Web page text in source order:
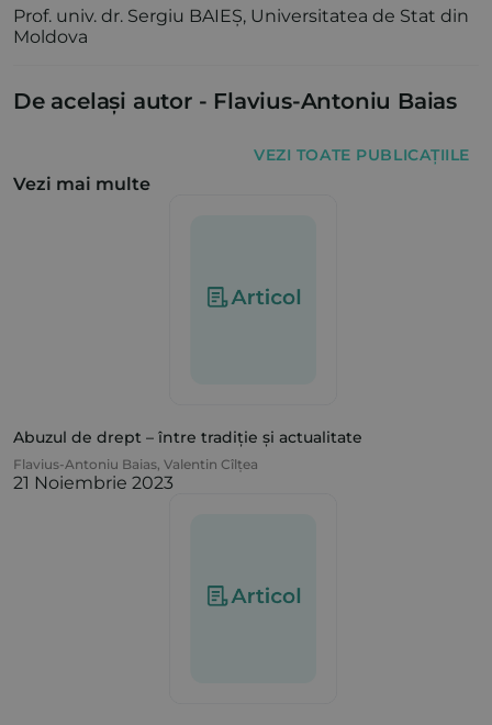
Prof. univ. dr. Sergiu BAIEȘ, Universitatea de Stat din
Moldova
De același autor - Flavius-Antoniu Baias
VEZI TOATE PUBLICAȚIILE
Vezi mai multe
Abuzul de drept – între tradiție și actualitate
Flavius-Antoniu Baias, Valentin Cîlțea
21 Noiembrie 2023